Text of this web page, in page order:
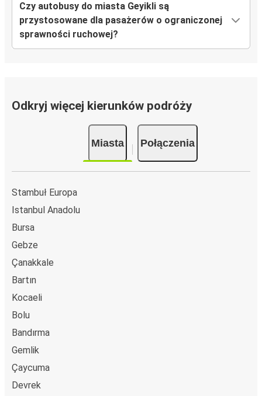
Czy autobusy do miasta Geyikli są
przystosowane dla pasażerów o ograniczonej
sprawności ruchowej?
Odkryj więcej kierunków podróży
Miasta Połączenia
Stambuł Europa
Istanbul Anadolu
Bursa
Gebze
Çanakkale
Bartın
Kocaeli
Bolu
Bandırma
Gemlik
Çaycuma
Devrek